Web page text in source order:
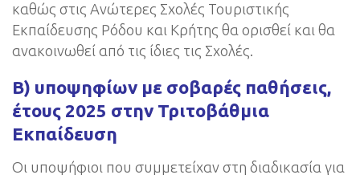
καθώς στις Ανώτερες Σχολές Τουριστικής
Εκπαίδευσης Ρόδου και Κρήτης θα ορισθεί και θα
ανακοινωθεί από τις ίδιες τις Σχολές.
Β) υποψηφίων με σοβαρές παθήσεις,
έτους 2025 στην Τριτοβάθμια
Εκπαίδευση
Οι υποψήφιοι που συμμετείχαν στη διαδικασία για